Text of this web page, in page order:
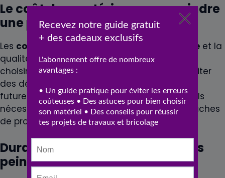
Le coût des matériaux pour peindre
une porte
Les coûts type et la
qualité de lapeinture. Il est recommandé de
choisir des produits de bonne qualité pour éviter
des dépenses supplémentaires en retouches
futures. Le budget doit de plus inclure les outils
nécessaires tels que pinceaux, rouleaux et bâches
de protection.
Durabilité et entretien des portes
peintes